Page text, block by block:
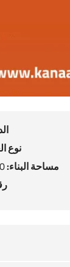
نوع
مساحة البناء: